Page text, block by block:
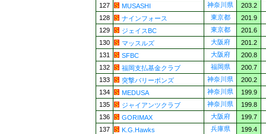
127
MUSASHI 神奈川県
203.2
128
ナインフォース 東京都
201.9
129
ジェイスBC 東京都
201.6
130
マッスルズ 大阪府
201.2
131
SFBC 大阪府
200.8
132
福岡支払基金クラブ 福岡県
200.7
133
突撃バリーボンズ 神奈川県
200.2
134
MEDUSA 神奈川県
199.9
135
ジャイアンツクラブ 神奈川県
199.8
136
GORIMAX 大阪府
199.7
137
K.G.Hawks 兵庫県
199.4